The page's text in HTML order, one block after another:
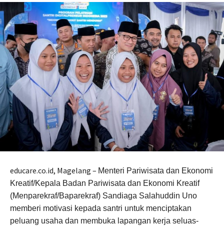
educare.co.id, Magelang – Menteri Pariwisata dan Ekonomi
Kreatif/Kepala Badan Pariwisata dan Ekonomi Kreatif
(Menparekraf/Baparekraf) Sandiaga Salahuddin Uno
memberi motivasi kepada santri untuk menciptakan
peluang usaha dan membuka lapangan kerja seluas-